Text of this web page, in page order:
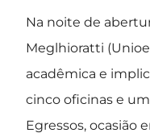
Na noite de
Meglhioratti
acadêmica e
cinco oficinas e
Egressos, ocasião